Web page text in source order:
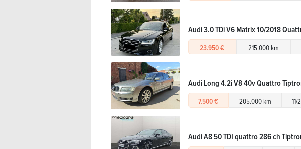
Audi 3.0 TDi V6 Matrix 10/2018
23.950 € 215.000 km
Audi Long 4.2i V8 40v Quattro
7.500 € 205.000 km
Audi A8 50 TDI quattro 286 ch